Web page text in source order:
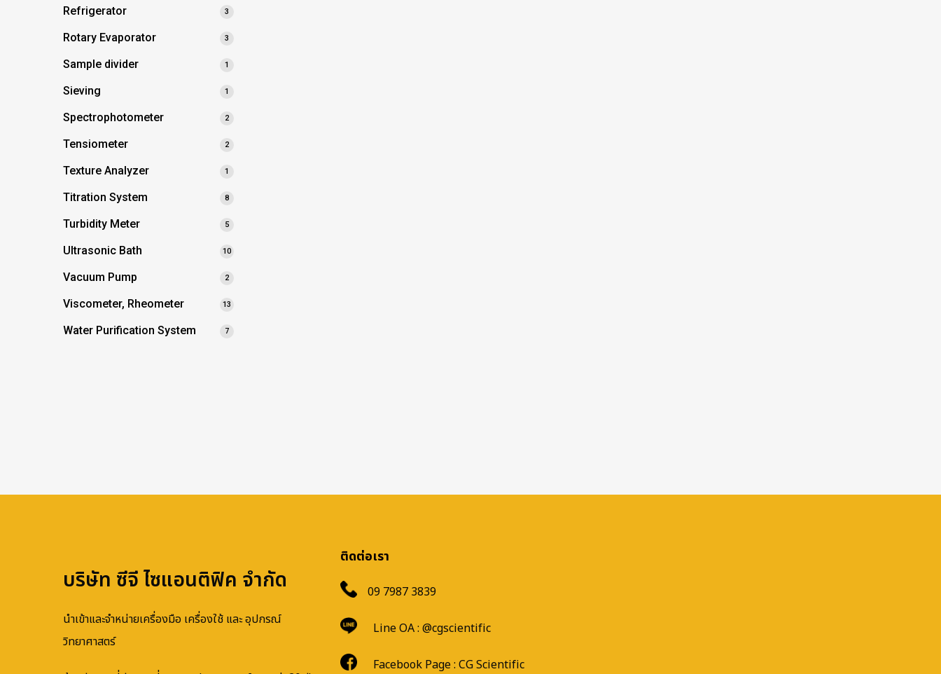
Refrigerator 3
Rotary Evaporator 3
Sample divider 1
Sieving 1
Spectrophotometer 2
Tensiometer 2
Texture Analyzer 1
Titration System 8
Turbidity Meter 5
Ultrasonic Bath 10
Vacuum Pump 2
Viscometer, Rheometer 13
Water Purification System 7
บริษัท ซีจี ไซแอนติฟิค จำกัด
นำเข้าและจำหน่ายเครื่องมือ เครื่องใช้ และ อุปกรณ์
วิทยาศาสตร์
ติดต่อเรา
09 7987 3839
Line OA : @cgscientific
Facebook Page : CG Scientific